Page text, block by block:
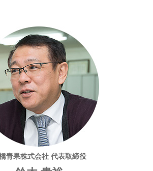
青果株式会社 代表取締役